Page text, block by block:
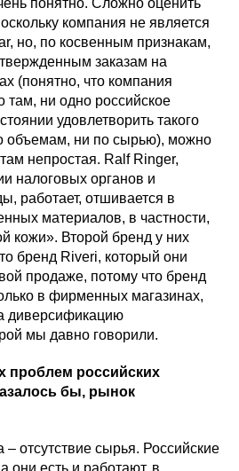
понятно. Сложно оценить
компания не является
но, по косвенным признакам,
заказам на
(понятно, что компания
там, ни одно российское
удовлетворить такого
объемам, ни по сырью), можно
непростая. Ralf Ringer,
налоговых органов и
работает, отшивается в
материалов, в частности,
кожи». Второй бренд у них
бренд Riveri, который они
продаже, потому что бренд
в фирменных магазинах,
диверсификацию
мы давно говорили.
проблем российских
бы, рынок
отсутствие сырья. Российские